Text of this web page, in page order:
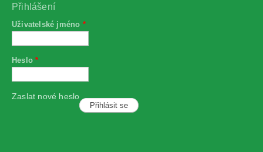
Přihlášení
Uživatelské jméno *
Heslo*
Zaslat nové heslo